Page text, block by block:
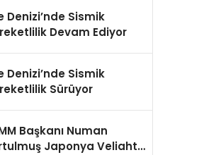
Denizi’nde Sismik
Devam Ediyor
Denizi’nde Sismik
Sürüyor
Başkanı Numan
Japonya Veliaht